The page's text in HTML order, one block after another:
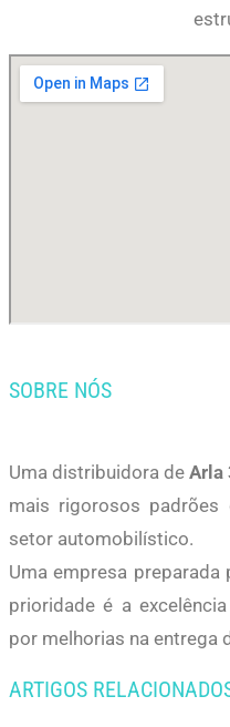
SOBRE NÓS
Uma distribuidora deArla
mais rigorosos padrões
setor automobilístico.
Uma empresa preparada
prioridade é a
por melhorias na entrega
ARTIGOS